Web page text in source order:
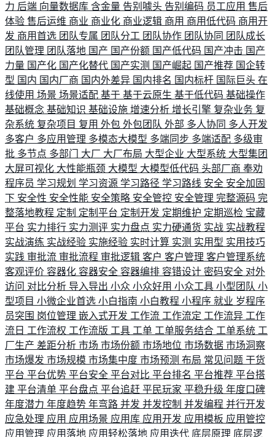
力 后端 向量数据库 含金量 告别噱头 告别编码 员工应用 售后
体验 售后运维 商业 商业化 商业逻辑 商用 商用低代码 商用开
发 商用首选 团队专属 团队分工 团队协作 团队协同 团队成长
团队管理 团队落地 国产 国产份额 国产低代码 国产冲击 国产
力量 国产化 国产化替代 国产实测 国产崛起 国产推荐 国企转
型 国内 国内厂商 国内外差异 国内排名 国内标杆 国际巨头 在
线使用 场景 场景适配 基于 基于云原生 基于低代码 基础操作
基础概念 基础知识 基础设施 增速分析 增长引擎 复杂业务 复
杂系统 复杂项目 复用 外包 外包团队 外部 多人协同 多人开发
多客户 多应用管理 多模态大模型 多端同步 多端适配 多级审
批 多节点 多部门 大厂 大厂布局 大型企业 大型系统 大型集团
大屏可视化 大性能瓶颈 大模型 大模型低代码 头部厂商 奉劝
程序员 学习规划 学习资源 学习路径 学习路线 安全 安全加固
下 安全性 安全性能 安全策略 安全管控 安全管理 完整源码 完
整落地教程 定制 定制平台 定制开发 定期维护 定期巡检 宝藏
平台 实力排行 实力测评 实力盘点 实力硬通货 实战 实战教程
实战演练 实战经验 实施经验 实时计算 实测 实用型 实用技巧
实践 审批流 审批流程 审批逻辑 客户 客户管理 客户管理系统
客观评价 容器化 容器安全 容器编排 容错设计 密码安全 对外
访问 对比分析 导入导出 小众 小众好用 小众工具 小型团队 小
型项目 小微企业首选 小白指南 小白教程 小程序 就业 岁程序
员突围 岗位管理 嵌入式开发 工作流 工作流定 工作流异 工作
流日 工作流权 工作流版 工具 工单 工单服务结合 工单系统 工
厂生产 差距分析 市场 市场份额 市场地位 市场数据 市场洞察
市场爆发 市场规模 市场集中度 市场预测 布局 常见问题 干货
平台 平台优势 平台安全 平台对比 平台排名 平台推荐 平台搭
建 平台清单 平台盘点 平台追赶 平民玩家 平稳升级 年度口碑
年度潜力 年度趋势 年弯路 并发 并发控制 并发编程 并行开发
应急处理 应用 应用场景 应用库 应用开发 应用模板 应用管控
应用管理 应用落地 应用轻松落地 应用迭代 底层原理 底层逻